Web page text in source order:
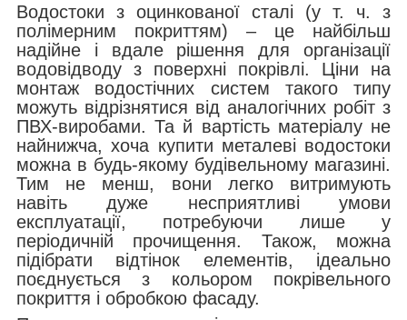
Водостоки з оцинкованої сталі (у т. ч. з
полімерним покриттям) – це найбільш
надійне і вдале рішення для організації
водовідводу з поверхні покрівлі. Ціни на
монтаж водостічних систем такого типу
можуть відрізнятися від аналогічних робіт з
ПВХ-виробами. Та й вартість матеріалу не
найнижча, хоча купити металеві водостоки
можна в будь-якому будівельному магазині.
Тим не менш, вони легко витримують
навіть дуже несприятливі умови
експлуатації, потребуючи лише у
періодичній прочищення. Також, можна
підібрати відтінок елементів, ідеально
поєднується з кольором покрівельного
покриття і обробкою фасаду.